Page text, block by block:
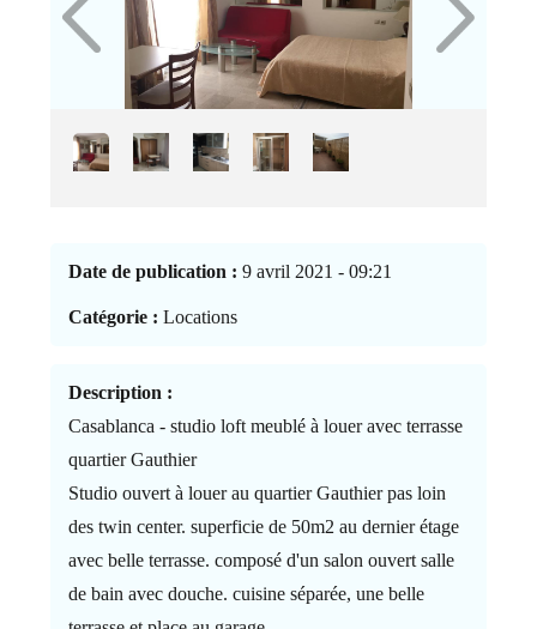
Date de publication : 9 avril 2021 - 09:21
Catégorie : Locations
Description :
Casablanca - studio loft meublé à louer avec terrasse
quartier Gauthier
Studio ouvert à louer au quartier Gauthier pas loin
des twin center. superficie de 50m2 au dernier étage
avec belle terrasse. composé d'un salon ouvert salle
de bain avec douche. cuisine séparée, une belle